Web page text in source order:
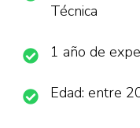
Técnica
1 año de
Edad: entre